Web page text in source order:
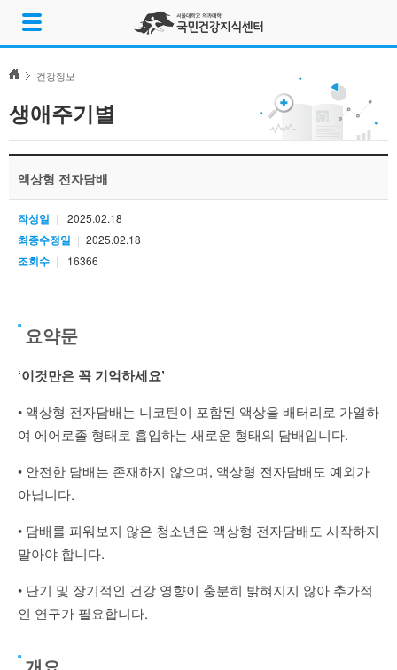
content
메
기
건강정보
생애주기별
액상형 전자담배
작성일 2025.02.18
최종수정일 2025.02.18
조회수 16366
요약문
‘이것만은 꼭 기억하세요’
• 액상형 전자담배는 니코틴이 포함된 액상을 배터리로 가열하
여 에어로졸 형태로 흡입하는 새로운 형태의 담배입니다.
• 안전한 담배는 존재하지 않으며, 액상형 전자담배도 예외가
아닙니다.
• 담배를 피워보지 않은 청소년은 액상형 전자담배도 시작하지
말아야 합니다.
• 단기 및 장기적인 건강 영향이 충분히 밝혀지지 않아 추가적
인 연구가 필요합니다.